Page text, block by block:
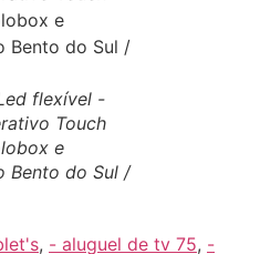
flexível -
Touch
e
Bento do Sul /
, - aluguel de tv 75, -